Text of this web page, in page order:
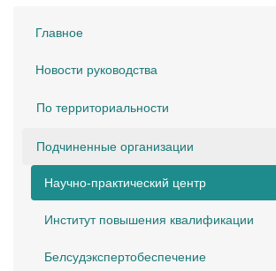
Главное
Новости руководства
По территориальности
Подчиненные организации
Научно-практический центр
Институт повышения квалификации
Белсудэкспертобеспечение